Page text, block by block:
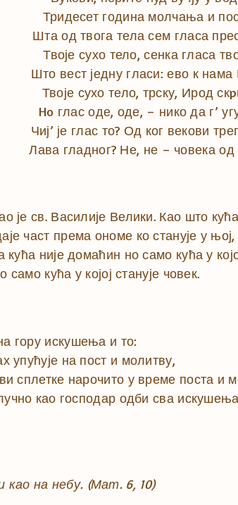
Тридесет година молчања и
Шта од твога тела сем гласа
Твоје сухо тело, сенка гласа
Што вест једну гласи: ево к нама
Твоје сухо тело, трску, Ирод
Ho глас оде, оде, – нико да г’
Чиј’ је глас то? Од ког векови
Лава гладног? Не, не – човека од
је св. Василије Велики. Као што
част према ономе ко станује у њој,
није домаћин но само кућа у
кућа у којој станује човек.
гору искушења и то:
упућује на пост и молитву,
сплетке нарочито у време поста и
као господар одби сва
као на небу. (Мат. 6, 10)